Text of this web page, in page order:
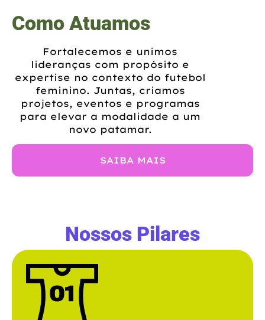
Como Atuamos
Fortalecemos e unimos
lideranças com propósito e
expertise no contexto do futebol
feminino. Juntas, criamos
projetos, eventos e programas
para elevar a modalidade a um
novo patamar.
SAIBA MAIS
Nossos Pilares